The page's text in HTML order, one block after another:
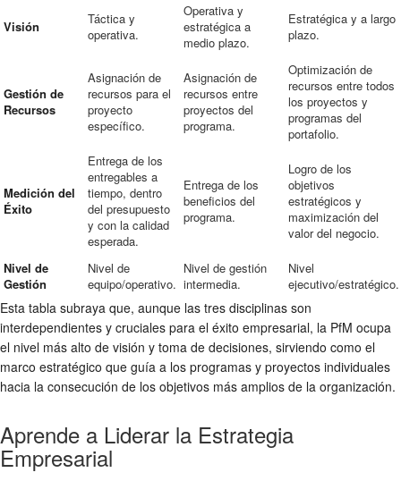
Visión
Táctica y
operativa.
Operativa y
estratégica a
medio plazo.
Estratégica y a largo
plazo.
Gestión de
Recursos
Asignación de
recursos para el
proyecto
específico.
Asignación de
recursos entre
proyectos del
programa.
Optimización de
recursos entre todos
los proyectos y
programas del
portafolio.
Medición del
Éxito
Entrega de los
entregables a
tiempo, dentro
del presupuesto
y con la calidad
esperada.
Entrega de los
beneficios del
programa.
Logro de los
objetivos
estratégicos y
maximización del
valor del negocio.
Nivel de
Gestión
Nivel de
equipo/operativo.
Nivel de gestión
intermedia.
Nivel
ejecutivo/estratégico.
Esta tabla subraya que, aunque las tres disciplinas son
interdependientes y cruciales para el éxito empresarial, la PfM ocupa
el nivel más alto de visión y toma de decisiones, sirviendo como el
marco estratégico que guía a los programas y proyectos individuales
hacia la consecución de los objetivos más amplios de la organización.
Aprende a Liderar la Estrategia
Empresarial